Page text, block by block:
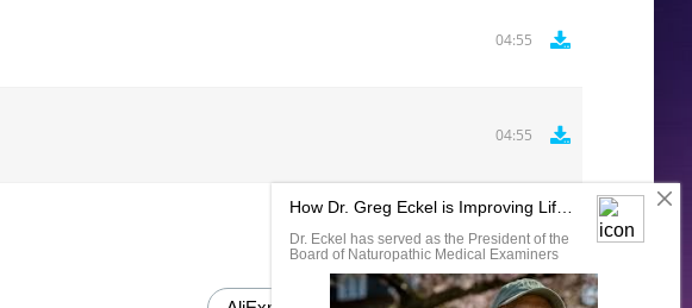
04:55
04:55
Комментировать